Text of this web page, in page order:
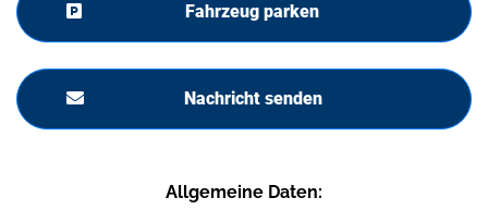
Fahrzeug parken
Nachricht senden
Allgemeine Daten: